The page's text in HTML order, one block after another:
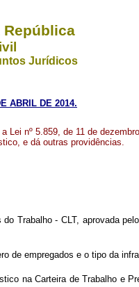
República
Jurídicos
ABRIL DE 2014.
Lei nº 5.859, de 11 de
e dá outras providências.
Trabalho - CLT, aprovada pelo
de empregados e o tipo da
na Carteira de Trabalho e